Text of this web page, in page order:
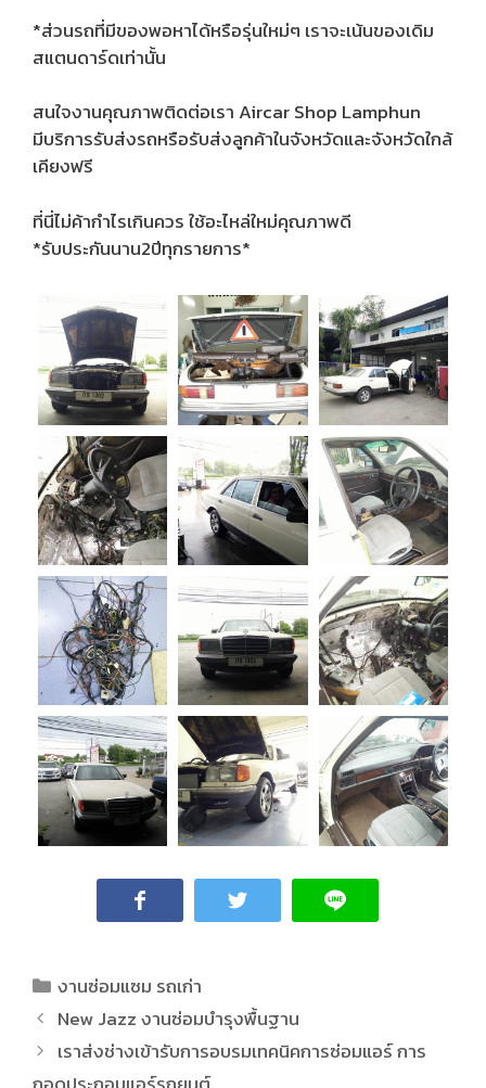
*ส่วนรถที่มีของพอหาได้หรือรุ่นใหม่ๆ เราจะเน้นของเดิม
สแตนดาร์ดเท่านั้น
สนใจงานคุณภาพติดต่อเรา Aircar Shop Lamphun
มีบริการรับส่งรถหรือรับส่งลูกค้าในจังหวัดและจังหวัดใกล้
เคียงฟรี
ที่นี่ไม่ค้ากำไรเกินควร ใช้อะไหล่ใหม่คุณภาพดี
*รับประกันนาน2ปีทุกรายการ*
งานซ่อมแซม รถเก่า
New Jazz งานซ่อมบำรุงพื้นฐาน
เราส่งช่างเข้ารับการอบรมเทคนิคการซ่อมแอร์ การ